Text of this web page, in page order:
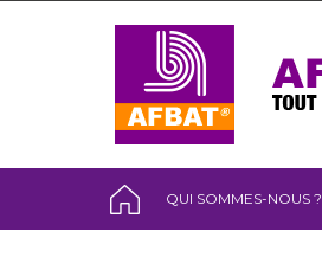
QUI SOMMES-NOUS ?